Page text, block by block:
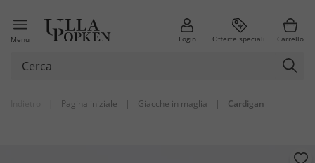
Menu Login Offerte speciali Carrello
| Pagina iniziale | Giacche in maglia | Cardigan